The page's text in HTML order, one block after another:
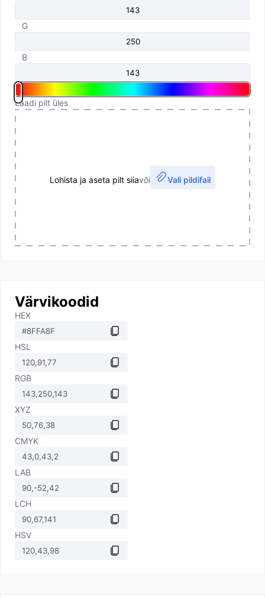
G
B
Laadi pilt üles
Lohista ja aseta pilt siiavõi Vali pildifail
Värvikoodid
HEX
HSL
RGB
XYZ
CMYK
LAB
LCH
HSV